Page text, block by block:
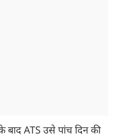
बाद ATS उसे पांच दिन की